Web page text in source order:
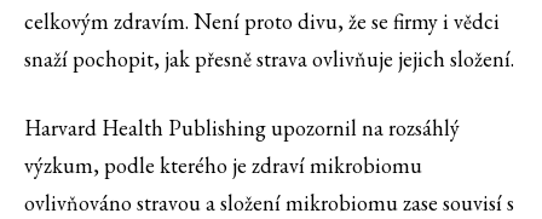
celkovým zdravím. Není proto divu, že se firmy i vědci
snaží pochopit, jak přesně strava ovlivňuje jejich složení.
Harvard Health Publishing upozornil na rozsáhlý
výzkum, podle kterého je zdraví mikrobiomu
ovlivňováno stravou a složení mikrobiomu zase souvisí s